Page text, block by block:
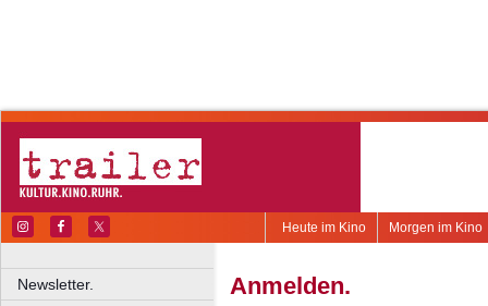
Morgen im Kino
Heute im Kino
Newsletter.
Anmelden.